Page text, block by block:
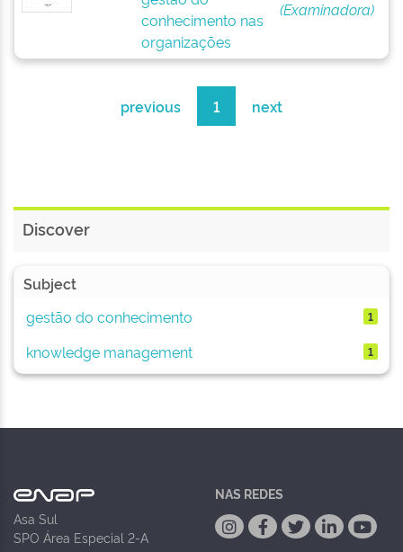
conhecimento nas
organizações
(Examinadora)
previous 1 next
Discover
Subject
gestão do conhecimento
1
knowledge management 1
Asa Sul
SPO Área Especial 2-A
NAS REDES